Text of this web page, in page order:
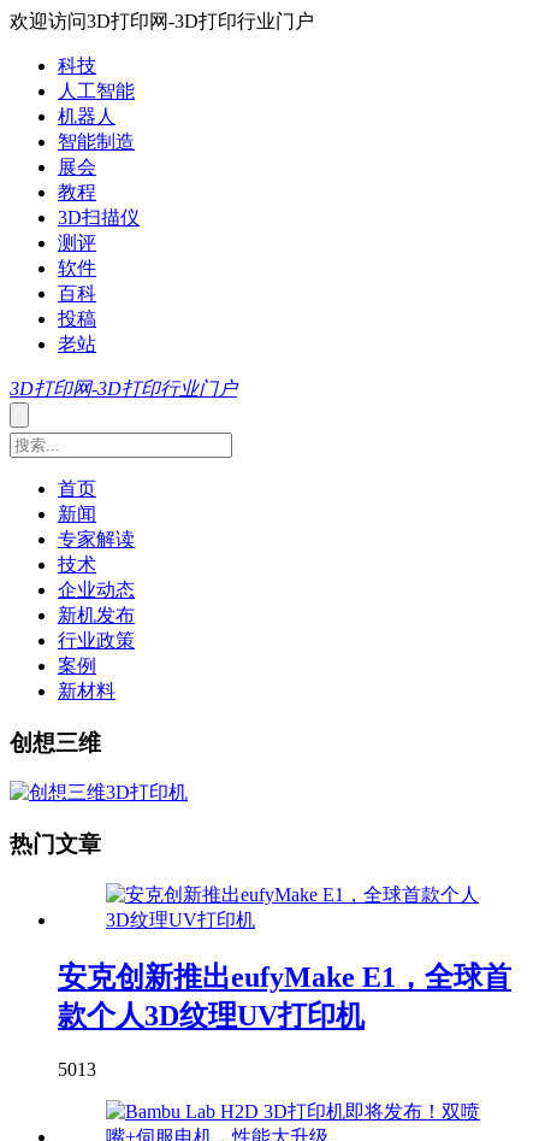
欢迎访问3D打印网-3D打印行业门户
科技
人工智能
机器人
智能制造
展会
教程
3D扫描仪
测评
软件
百科
投稿
老站
3D打印网-3D打印行业门户
首页
新闻
专家解读
技术
企业动态
新机发布
行业政策
案例
新材料
创想三维
热门文章
安克创新推出eufyMake E1，全球首
款个人3D纹理UV打印机
5013